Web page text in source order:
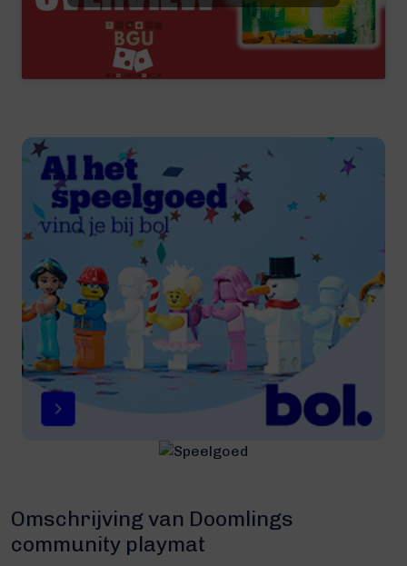
Omschrijving van Doomlings
community playmat